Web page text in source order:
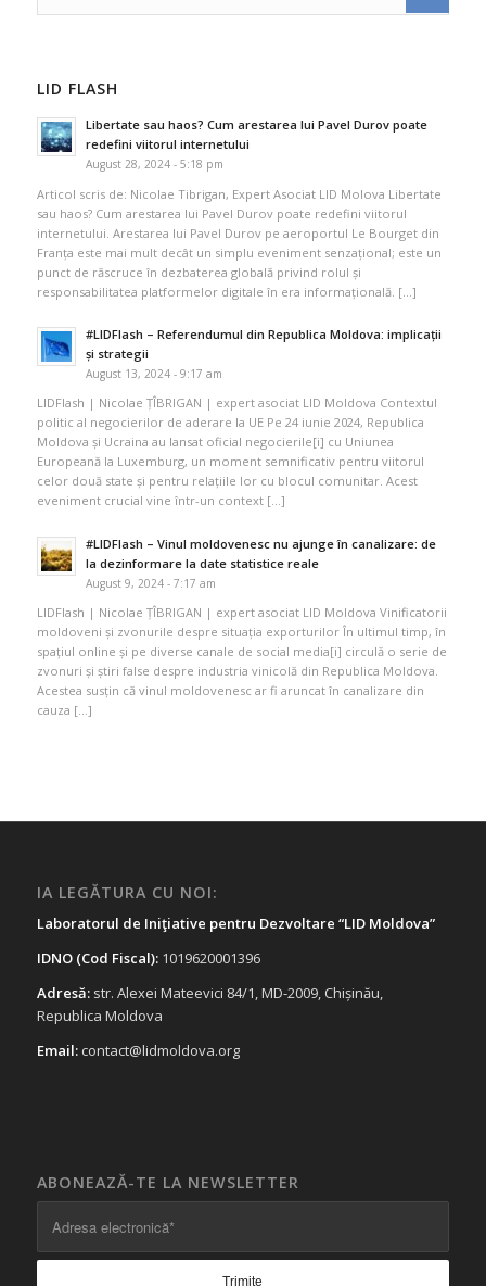
LID FLASH
Libertate sau haos? Cum arestarea lui Pavel Durov poate
redefini viitorul internetului
August 28, 2024 - 5:18 pm
Articol scris de: Nicolae Tibrigan, Expert Asociat LID Molova Libertate
sau haos? Cum arestarea lui Pavel Durov poate redefini viitorul
internetului. Arestarea lui Pavel Durov pe aeroportul Le Bourget din
Franța este mai mult decât un simplu eveniment senzațional; este un
punct de răscruce în dezbaterea globală privind rolul și
responsabilitatea platformelor digitale în era informațională. […]
#LIDFlash – Referendumul din Republica Moldova: implicații
și strategii
August 13, 2024 - 9:17 am
LIDFlash | Nicolae ȚÎBRIGAN | expert asociat LID Moldova Contextul
politic al negocierilor de aderare la UE Pe 24 iunie 2024, Republica
Moldova și Ucraina au lansat oficial negocierile[i] cu Uniunea
Europeană la Luxemburg, un moment semnificativ pentru viitorul
celor două state și pentru relațiile lor cu blocul comunitar. Acest
eveniment crucial vine într-un context […]
#LIDFlash – Vinul moldovenesc nu ajunge în canalizare: de
la dezinformare la date statistice reale
August 9, 2024 - 7:17 am
LIDFlash | Nicolae ȚÎBRIGAN | expert asociat LID Moldova Vinificatorii
moldoveni și zvonurile despre situația exporturilor În ultimul timp, în
spațiul online și pe diverse canale de social media[i] circulă o serie de
zvonuri și știri false despre industria vinicolă din Republica Moldova.
Acestea susțin că vinul moldovenesc ar fi aruncat în canalizare din
cauza […]
IA LEGĂTURA CU NOI:
Laboratorul de Iniţiative pentru Dezvoltare “LID Moldova”
IDNO (Cod Fiscal):1019620001396
Adresă:str. Alexei Mateevici 84/1, MD-2009, Chișinău,
Republica Moldova
Email: contact@lidmoldova.org
ABONEAZĂ-TE LA NEWSLETTER